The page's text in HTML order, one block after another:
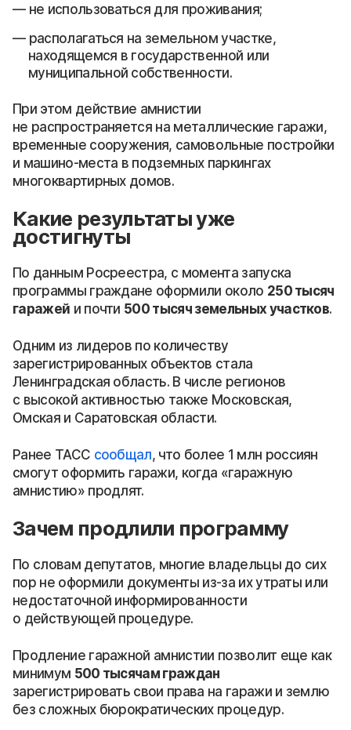
не использоваться для проживания;
располагаться на земельном участке,
находящемся в государственной или
муниципальной собственности.
При этом действие амнистии
не распространяется на металлические гаражи,
временные сооружения, самовольные постройки
и машино-места в подземных паркингах
многоквартирных домов.
Какие результаты уже
достигнуты
По данным Росреестра, с момента запуска
программы граждане оформили около 250 тысяч
гаражей и почти 500 тысяч земельных участков.
Одним из лидеров по количеству
зарегистрированных объектов стала
Ленинградская область. В числе регионов
с высокой активностью также Московская,
Омская и Саратовская области.
Ранее ТАСС сообщал, что более 1 млн россиян
смогут оформить гаражи, когда «гаражную
амнистию» продлят.
Зачем продлили программу
По словам депутатов, многие владельцы до сих
пор не оформили документы из-за их утраты или
недостаточной информированности
о действующей процедуре.
Продление гаражной амнистии позволит еще как
минимум 500 тысячам граждан
зарегистрировать свои права на гаражи и землю
без сложных бюрократических процедур.